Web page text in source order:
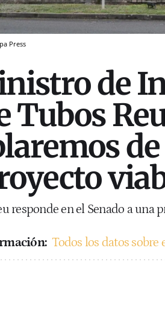
Press
de
Tubos
responde en el Senado a una
Todos los datos sobre